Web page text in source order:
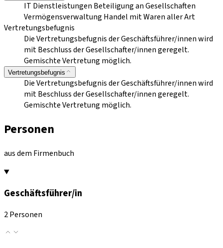
IT Dienstleistungen Beteiligung an Gesellschaften
Vermögensverwaltung Handel mit Waren aller Art
Vertretungsbefugnis
Die Vertretungsbefugnis der Geschäftsführer/innen wird
mit Beschluss der Gesellschafter/innen geregelt.
Gemischte Vertretung möglich.
Vertretungsbefugnis
Die Vertretungsbefugnis der Geschäftsführer/innen wird
mit Beschluss der Gesellschafter/innen geregelt.
Gemischte Vertretung möglich.
Personen
aus dem Firmenbuch
Geschäftsführer/in
2 Personen